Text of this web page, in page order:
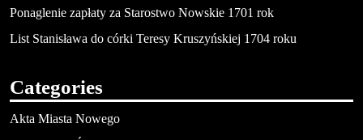
Ponaglenie zapłaty za Starostwo Nowskie 1701 rok
List Stanisława do córki Teresy Kruszyńskiej 1704 roku
Categories
Akta Miasta Nowego